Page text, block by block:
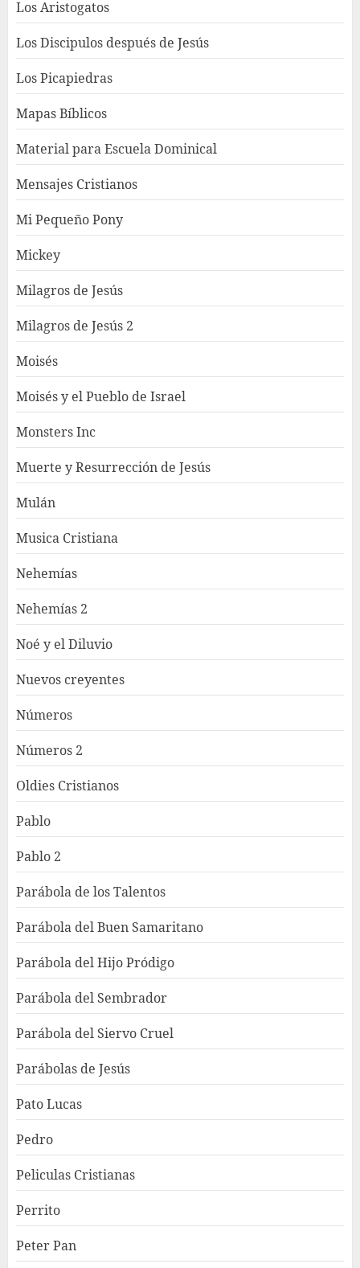
Los Aristogatos
Los Discipulos después de Jesús
Los Picapiedras
Mapas Bíblicos
Material para Escuela Dominical
Mensajes Cristianos
Mi Pequeño Pony
Mickey
Milagros de Jesús
Milagros de Jesús 2
Moisés
Moisés y el Pueblo de Israel
Monsters Inc
Muerte y Resurrección de Jesús
Mulán
Musica Cristiana
Nehemías
Nehemías 2
Noé y el Diluvio
Nuevos creyentes
Números
Números 2
Oldies Cristianos
Pablo
Pablo 2
Parábola de los Talentos
Parábola del Buen Samaritano
Parábola del Hijo Pródigo
Parábola del Sembrador
Parábola del Siervo Cruel
Parábolas de Jesús
Pato Lucas
Pedro
Peliculas Cristianas
Perrito
Peter Pan